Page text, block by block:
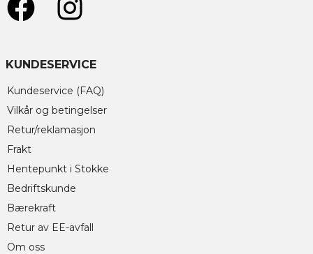
KUNDESERVICE
Kundeservice (FAQ)
Vilkår og betingelser
Retur/reklamasjon
Frakt
Hentepunkt i Stokke
Bedriftskunde
Bærekraft
Retur av EE-avfall
Om oss